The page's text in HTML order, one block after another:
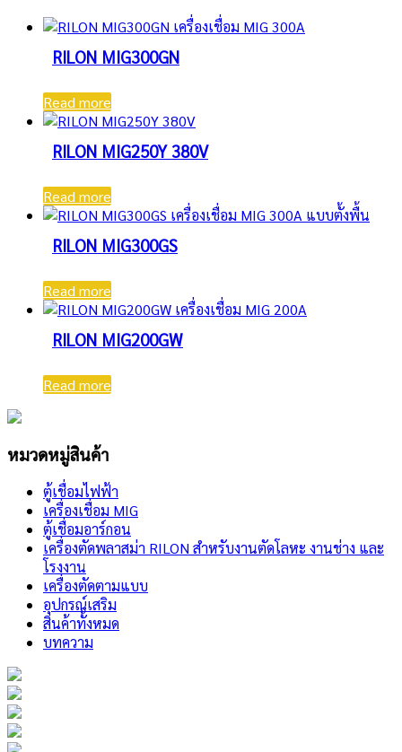
RILON MIG300GN
Read more
RILON MIG250Y 380V
Read more
RILON MIG300GS
Read more
RILON MIG200GW
Read more
หมวดหมู่สินค้า
ตู้เชื่อมไฟฟ้า
เครื่องเชื่อม MIG
ตู้เชื่อมอาร์กอน
เครื่องตัดพลาสม่า RILON สำหรับงานตัดโลหะ งานช่าง และ
โรงงาน
เครื่องตัดตามแบบ
อุปกรณ์เสริม
สินค้าทั้งหมด
บทความ